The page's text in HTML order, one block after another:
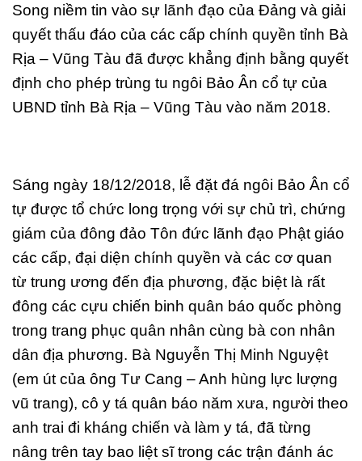
Song niềm tin vào sự lãnh đạo của Đảng và giải
quyết thấu đáo của các cấp chính quyền tỉnh Bà
Rịa – Vũng Tàu đã được khẳng định bằng quyết
định cho phép trùng tu ngôi Bảo Ân cổ tự của
UBND tỉnh Bà Rịa – Vũng Tàu vào năm 2018.
Sáng ngày 18/12/2018, lễ đặt đá ngôi Bảo Ân cổ
tự được tổ chức long trọng với sự chủ trì, chứng
giám của đông đảo Tôn đức lãnh đạo Phật giáo
các cấp, đại diện chính quyền và các cơ quan
từ trung ương đến địa phương, đặc biệt là rất
đông các cựu chiến binh quân báo quốc phòng
trong trang phục quân nhân cùng bà con nhân
dân địa phương. Bà Nguyễn Thị Minh Nguyệt
(em út của ông Tư Cang – Anh hùng lực lượng
vũ trang), cô y tá quân báo năm xưa, người theo
anh trai đi kháng chiến và làm y tá, đã từng
nâng trên tay bao liệt sĩ trong các trận đánh ác